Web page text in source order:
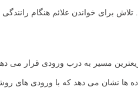
برای خواندن علائم هنگام
مسیر به درب ورودی قرار می
نشان می دهد که با ورودی های